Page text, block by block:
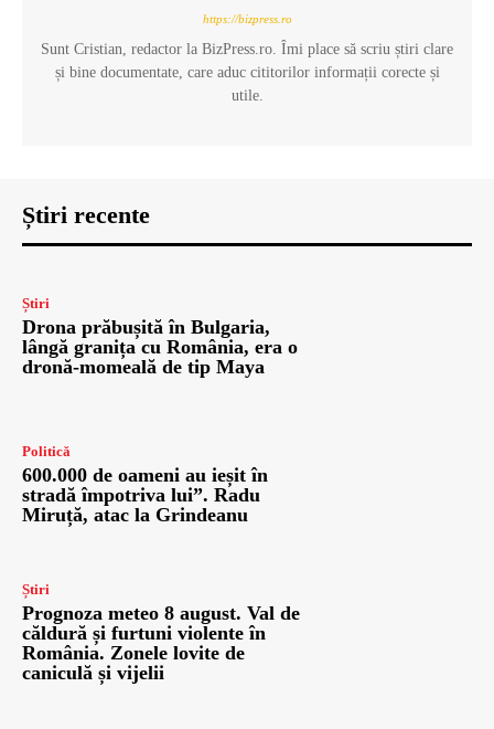
https://bizpress.ro
Sunt Cristian, redactor la BizPress.ro. Îmi place să scriu știri clare
și bine documentate, care aduc cititorilor informații corecte și
utile.
Știri recente
Știri
Drona prăbușită în Bulgaria,
lângă granița cu România, era o
dronă-momeală de tip Maya
Politică
600.000 de oameni au ieșit în
stradă împotriva lui”. Radu
Miruță, atac la Grindeanu
Știri
Prognoza meteo 8 august. Val de
căldură și furtuni violente în
România. Zonele lovite de
caniculă și vijelii